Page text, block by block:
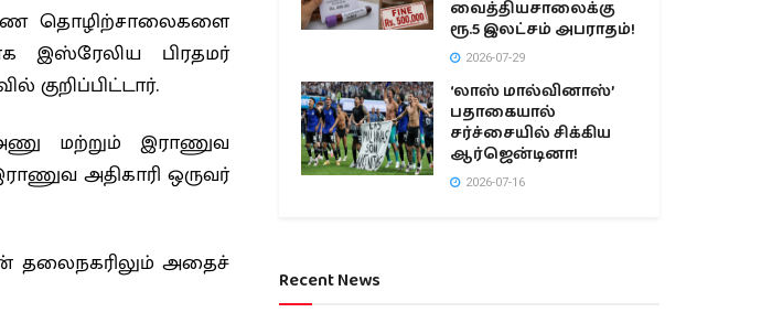
தொழிற்சாலைகளை
இஸ்ரேலிய பிரதமர்
குறிப்பிட்டார்.
மற்றும் இராணுவ
அதிகாரி ஒருவர்
தலைநகரிலும் அதைச்
வைத்தியசாலைக்கு
ரூ.5 இலட்சம் அபராதம்!
2026-07-29
‘லாஸ் மால்வினாஸ்’
பதாகையால்
சர்ச்சையில் சிக்கிய
ஆர்ஜென்டினா!
2026-07-16
Recent News